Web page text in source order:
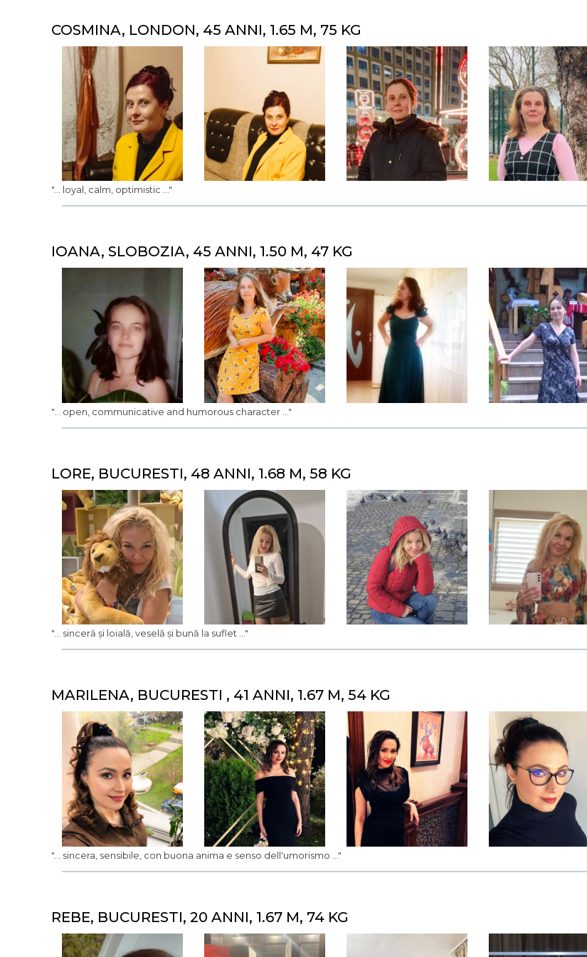
COSMINA, LONDON, 45 ANNI, 1.65 M, 75 KG
"... loyal, calm, optimistic ..."
IOANA, SLOBOZIA, 45 ANNI, 1.50 M, 47 KG
"... open, communicative and humorous character ..."
LORE, BUCURESTI, 48 ANNI, 1.68 M, 58 KG
"... sinceră și loială, veselă și bună la suflet ..."
MARILENA, BUCURESTI , 41 ANNI, 1.67 M, 54 KG
"... sincera, sensibile, con buona anima e senso dell'umorismo ..."
REBE, BUCURESTI, 20 ANNI, 1.67 M, 74 KG